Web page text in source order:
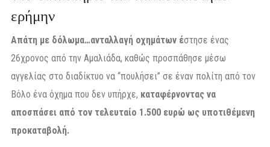
ερήμην
Απάτη με δόλωμα…ανταλλαγή οχημάτων έστησε ένας
26χρονος από την Αμαλιάδα, καθώς προσπάθησε μέσω
αγγελίας στο διαδίκτυο να “πουλήσει” σε έναν πολίτη από τον
Βόλο ένα όχημα που δεν υπήρχε, καταφέρνοντας να
αποσπάσει από τον τελευταίο 1.500 ευρώ ως υποτιθέμενη
προκαταβολή.